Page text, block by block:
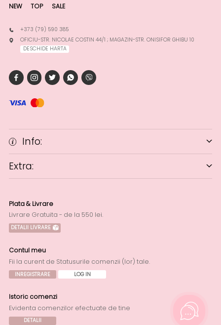
NEW TOP SALE
+373 (79) 590 385
OFICIU-STR. NICOLAE COSTIN 44/1 ; MAGAZIN-STR. ONISIFOR GHIBU 10
DESCHIDE HARTA
Info:
Extra:
Plata & Livrare
Livrare Gratuita - de la 550 lei.
DETALII LIVRARE
Contul meu
Fii la curent de Statusurile comenzii (lor) tale.
INREGISTRARE LOG IN
Istoric comenzi
Evidenta comenzilor efectuate de tine
DETALII